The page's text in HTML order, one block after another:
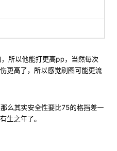
所以他能打更高pp，当然每次
更高了，所以感觉刷图可能更流
么其实安全性要比75的格挡差一
生之年了。